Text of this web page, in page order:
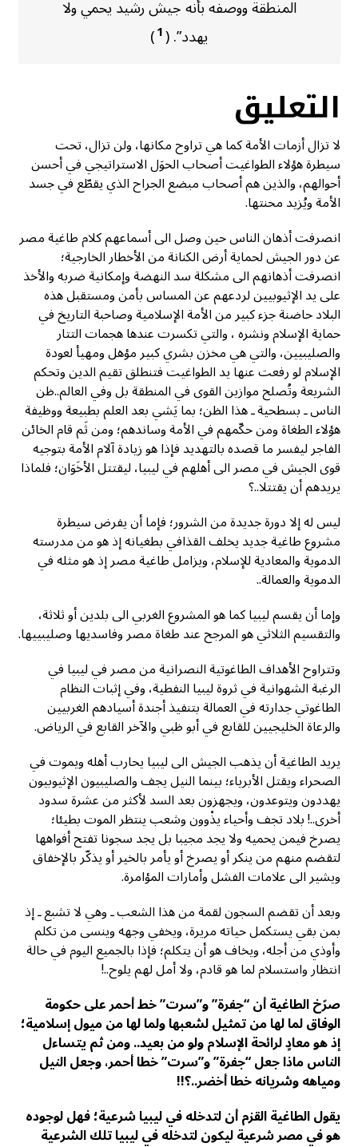
المنطقة ووصفه بأنه جيش رشيد يحمي ولا
يهدد”. (1
)
التعليق
لا تزال أزمات الأمة كما هي تراوح مكانها، ولن تزال، تحت
سيطرة هؤلاء الطواغيت أصحاب الحوَل الاستراتيجي في أحسن
أحوالهم، والذين هم أصحاب مبضع الجراح الذي يقطّع في جسد
الأمة ويُزيد محنتها.
انصرفت أذهان الناس حين وصل الى أسماعهم كلام طاغية مصر
عن دور الجيش لحماية أرض الكنانة من الأخطار الخارجية؛
انصرفت أذهانهم الى مشكلة سد النهضة وإمكانية ضربه والأخذ
على يد الإثيوبيين لردعهم عن المساس بأمن ومستقبل هذه
البلاد حاضنة جزء كبير من الأمة الإسلامية وصاحبة التاريخ في
حماية الإسلام ونشره ، والتي تكسرت عندها هجمات التتار
والصليبيين، والتي هي مخزن بشري كبير مؤهل ومهيأ لعودة
الإسلام لو رفعت عنها يد الطواغيت فتنطلق تقيم الدين وتحكم
الشريعة وتُصلح موازين القوى في المنطقة بل وفي العالم..ظن
الناس ـ بسطحية ـ هذا الظن؛ بما يَشي بعد العلم بطبيعة ووظيفة
هؤلاء الطغاة ومن حكّمهم في الأمة وساندهم؛ ومن ثَم قام الخائن
الفاجر ليفسر ما قصده بالتهديد فإذا هو زيادة آلام الأمة بتوجيه
قوى الجيش في مصر الى أهلهم في ليبيا، ليقتتل الأخَوَان؛ فلماذا
يريدهم أن يقتتلا..؟
ليس له إلا دورة جديدة من الشرور؛ فإما أن يفرض سيطرة
مشروع طاغية جديد يخلف القذافي بطغيانه إذ هو من مدرسته
الدموية والمعادية للإسلام، ويزامل طاغية مصر إذ هو مثله في
الدموية والعمالة..
وإما أن يقسم ليبيا كما هو المشروع الغربي الى بلدين أو ثلاثة،
والتقسيم الثلاثي هو المرجح عند طغاة مصر وفاسديها وصليبييها.
وتتراوح الأهداف الطاغوتية النصرانية من مصر في ليبيا في
الرغبة الشهوانية في ثروة ليبيا النفطية، وفي إثبات النظام
الطاغوتي جدارته في العمالة بتنفيذ أجندة أسيادهم الغربيين
والرعاة الخليجيين للقابع في أبو ظبي والآخر القابع في الرياض.
يريد الطاغية أن يذهب الجيش الى ليبيا يحارب أهله ويموت في
الصحراء ويقتل الأبرياء؛ بينما النيل يجف والصليبيون الإثيوبيون
يهددون ويتوعدون، ويجهزون بعد السد لأكثر من عشرة سدود
أخرى..! بلاد تجف وأحياء يذْوون وشعب ينتظر الموت بطيئا؛
يصرخ فيمن يحميه ولا يجد مجيبا بل يجد سجونا تفتح أفواهها
لتقضم منهم من ينكر أو يصرخ أو يأمر بالخير أو يذكّر بالإخفاق
ويشير الى علامات الفشل وأمارات المؤامرة.
وبعد أن تقضم السجون لقمة من هذا الشعب ـ وهي لا تشبع ـ إذ
بمن بقي يستكمل حياته مريرة، ويخفي وجهه وينسى من تكلم
وأوذي من أجله، ويخاف هو أن يتكلم؛ فإذا بالجميع اليوم في حالة
انتظار واستسلام لما هو قادم، ولا أمل لهم يلوح..!
صرّخ الطاغية أن “جفرة” و”سرت” خط أحمر على حكومة
الوفاق لما لها من تمثيل لشعبها ولما لها من ميول إسلامية؛
إذ هو معادٍ لرائحة الإسلام ولو من بعيد.. ومن ثم يتساءل
الناس ماذا جعل “جفرة” و”سرت” خطا أحمر، وجعل النيل
ومياهه وشريانه خطا أخضر..؟!!
يقول الطاغية القزم أن لتدخله في ليبيا شرعية؛ فهل لوجوده
هو في مصر شرعية ليكون لتدخله في ليبيا تلك الشرعية